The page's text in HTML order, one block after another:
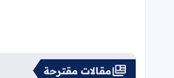
مقالات مقترحة